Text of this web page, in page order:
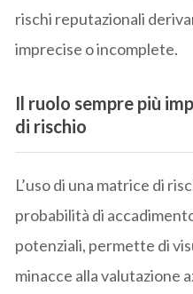
rischi reputazionali
imprecise o incomplete.
Il ruolo sempre più
di rischio
L’uso di una matrice di
probabilità di
potenziali, permette di
minacce alla valutazione